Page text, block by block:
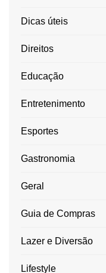
Dicas úteis
Direitos
Educação
Entretenimento
Esportes
Gastronomia
Geral
Guia de Compras
Lazer e Diversão
Lifestyle